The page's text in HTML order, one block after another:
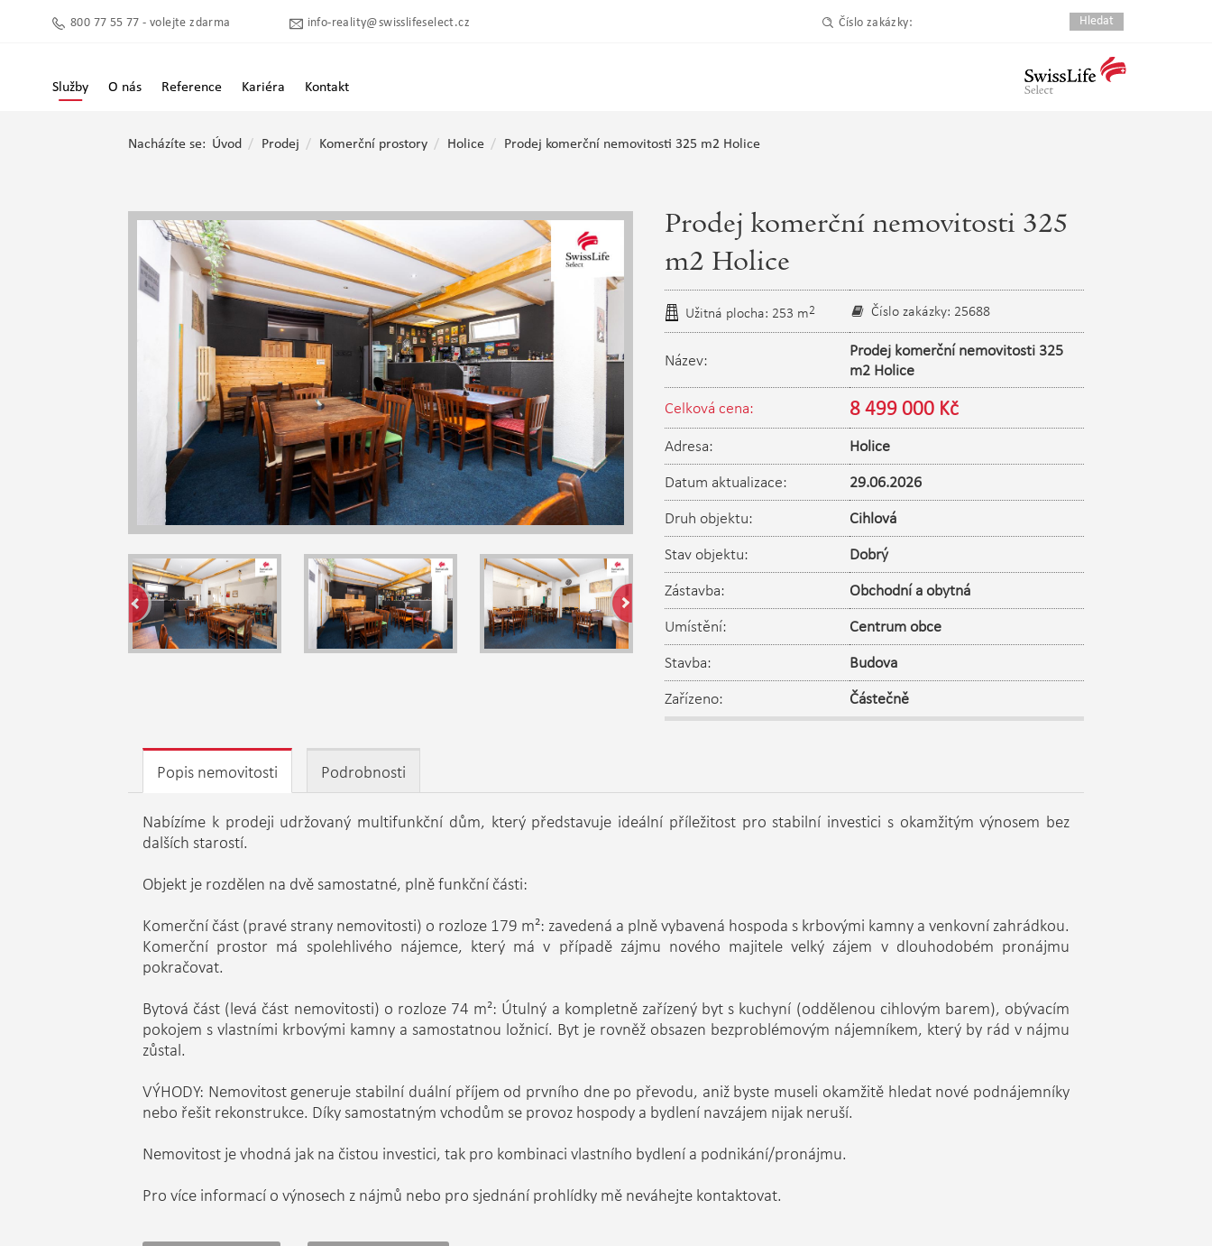
800 77 55 77 - volejte zdarma info-reality@swisslifeselect.cz Číslo zakázky:
Služby O nás Reference Kariéra Kontakt
Nacházíte se: Úvod Prodej Komerční prostory Holice Prodej komerční nemovitosti 325 m2 Holice
Prodej komerční nemovitosti 325
m2 Holice
Užitná plocha: 253 m2 Číslo zakázky: 25688
Název:
Prodej komerční nemovitosti 325
m2 Holice
Celková cena:
8 499 000 Kč
Adresa:
Holice
Datum aktualizace:
29.06.2026
Druh objektu:
Cihlová
Stav objektu:
Dobrý
Zástavba:
Obchodní a obytná
Umístění:
Centrum obce
Stavba:
Budova
Zařízeno:
Částečně
Popis nemovitosti Podrobnosti
Nabízíme k prodeji udržovaný multifunkční dům, který představuje ideální příležitost pro stabilní investici s okamžitým výnosem bez
dalších starostí.
Objekt je rozdělen na dvě samostatné, plně funkční části:
Komerční část (pravé strany nemovitosti) o rozloze 179 m²: zavedená a plně vybavená hospoda s krbovými kamny a venkovní zahrádkou.
Komerční prostor má spolehlivého nájemce, který má v případě zájmu nového majitele velký zájem v dlouhodobém pronájmu
pokračovat.
Bytová část (levá část nemovitosti) o rozloze 74 m²: Útulný a kompletně zařízený byt s kuchyní (oddělenou cihlovým barem), obývacím
pokojem s vlastními krbovými kamny a samostatnou ložnicí. Byt je rovněž obsazen bezproblémovým nájemníkem, který by rád v nájmu
zůstal.
VÝHODY: Nemovitost generuje stabilní duální příjem od prvního dne po převodu, aniž byste museli okamžitě hledat nové podnájemníky
nebo řešit rekonstrukce. Díky samostatným vchodům se provoz hospody a bydlení navzájem nijak neruší.
Nemovitost je vhodná jak na čistou investici, tak pro kombinaci vlastního bydlení a podnikání/pronájmu.
Pro více informací o výnosech z nájmů nebo pro sjednání prohlídky mě neváhejte kontaktovat.